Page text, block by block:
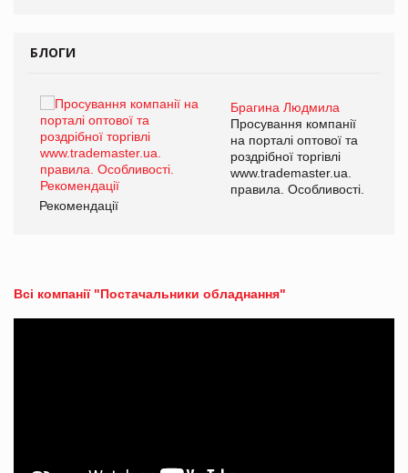
БЛОГИ
Брагина Людмила
Просування компанії
на порталі оптової та
роздрібної торгівлі
www.trademaster.ua.
правила. Особливості.
Рекомендації
Всі компанії "Постачальники обладнання"